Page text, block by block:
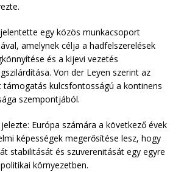
egy közös munkacsoport
amelynek célja a hadfelszerelések
és a kijevi vezetés
Von der Leyen szerint az
kulcsfontosságú a kontinens
szempontjából.
Európa számára a következő évek
képességek megerősítése lesz, hogy
stabilitását és szuverenitását egy egyre
környezetben.